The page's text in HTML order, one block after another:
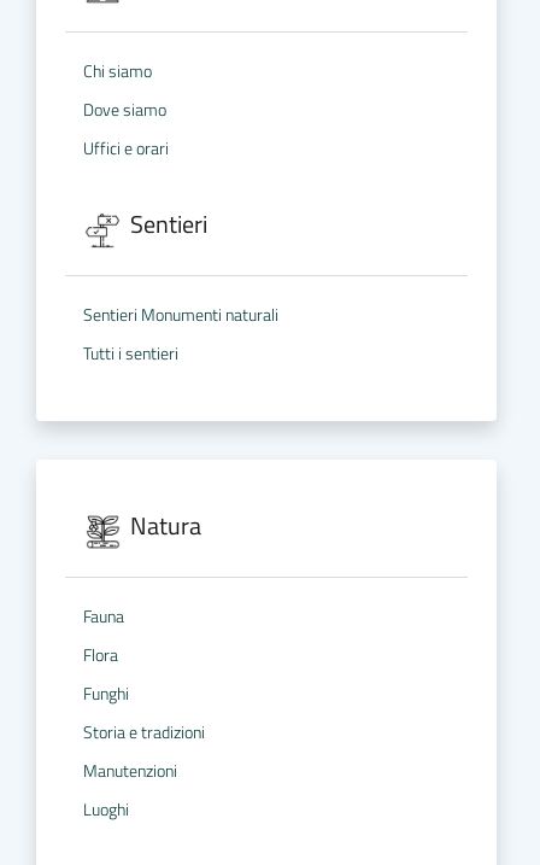
Chi siamo
Dove siamo
Uffici e orari
Sentieri
Sentieri Monumenti naturali
Tutti i sentieri
Natura
Fauna
Flora
Funghi
Storia e tradizioni
Manutenzioni
Luoghi